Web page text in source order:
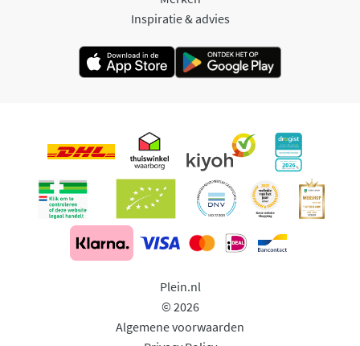
Inspiratie & advies
Plein.nl
© 2026
Algemene voorwaarden